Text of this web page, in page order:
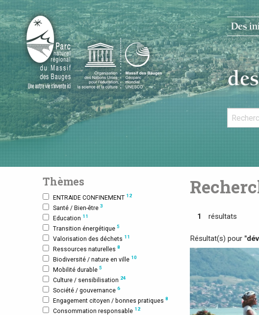
Thèmes
ENTRAIDE CONFINEMENT 12
Santé / Bien-être 3
Education 11
Transition énergétique 5
Valorisation des déchets 11
Ressources naturelles 8
Biodiversité / nature en ville 10
Mobilité durable 5
Culture / sensibilisation 24
Société / gouvernance 6
Engagement citoyen / bonnes pratiques 8
Consommation responsable 12
1 résultats
Résultat(s) pour